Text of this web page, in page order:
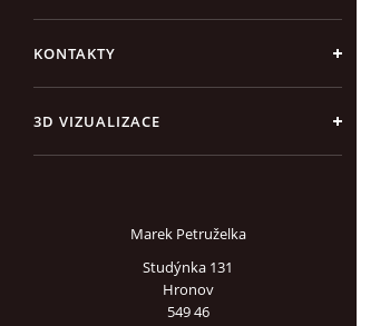
KONTAKTY
3D VIZUALIZACE
Marek Petruželka
Studýnka 131
Hronov
549 46